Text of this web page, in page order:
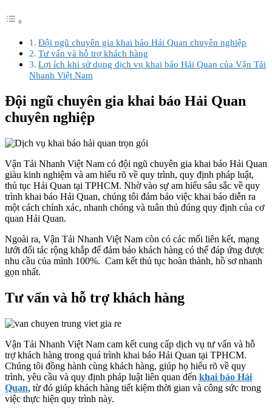
Đội ngũ chuyên gia khai báo Hải Quan chuyên nghiệp
Tư vấn và hỗ trợ khách hàng
Lợi ích khi sử dụng dịch vụ khai báo Hải Quan của Vận Tải
Nhanh Việt Nam
Đội ngũ chuyên gia khai báo Hải Quan
chuyên nghiệp
Vận Tải Nhanh Việt Nam có đội ngũ chuyên gia khai báo Hải Quan
giàu kinh nghiệm và am hiểu rõ về quy trình, quy định pháp luật,
thủ tục Hải Quan tại TPHCM. Nhờ vào sự am hiểu sâu sắc về quy
trình khai báo Hải Quan, chúng tôi đảm bảo việc khai báo diễn ra
một cách chính xác, nhanh chóng và tuân thủ đúng quy định của cơ
quan Hải Quan.
Ngoài ra, Vận Tải Nhanh Việt Nam còn có các mối liên kết, mạng
lưới đối tác rộng khắp để đảm bảo khách hàng có thể đáp ứng được
nhu cầu của mình 100%. Cam kết thủ tục hoàn thành, hồ sơ nhanh
gọn nhất.
Tư vấn và hỗ trợ khách hàng
Vận Tải Nhanh Việt Nam cam kết cung cấp dịch vụ tư vấn và hỗ
trợ khách hàng trong quá trình khai báo Hải Quan tại TPHCM.
Chúng tôi đồng hành cùng khách hàng, giúp họ hiểu rõ về quy
trình, yêu cầu và quy định pháp luật liên quan đến khai báo Hải
Quan, từ đó giúp khách hàng tiết kiệm thời gian và công sức trong
việc thực hiện quy trình này.